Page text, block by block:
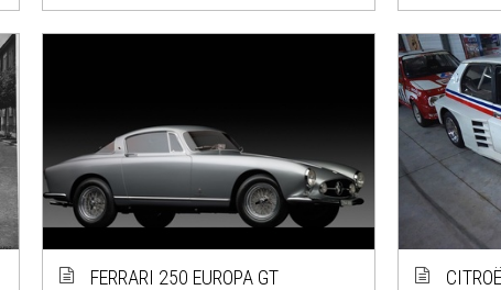
FERRARI 250 EUROPA GT